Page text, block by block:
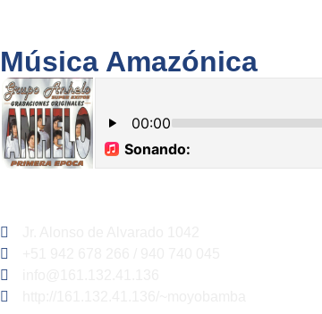
Música Amazónica